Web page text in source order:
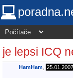
je lepsi ICQ
HamHam 25.01.2007